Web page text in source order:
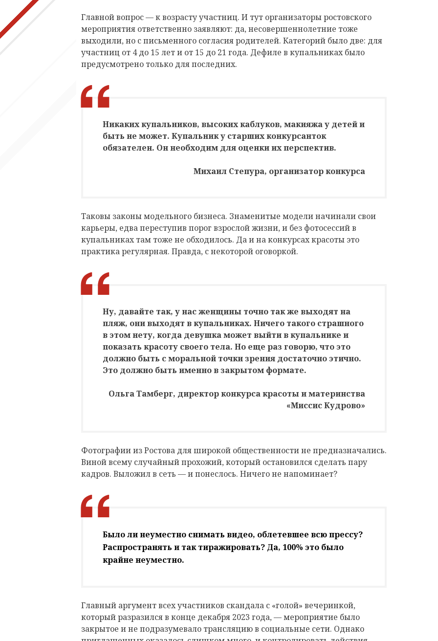
Главной вопрос — к возрасту участниц. И тут организаторы ростовского
мероприятия ответственно заявляют: да, несовершеннолетние тоже
выходили, но с письменного согласия родителей. Категорий было две: для
участниц от 4 до 15 лет и от 15 до 21 года. Дефиле в купальниках было
предусмотрено только для последних.
Никаких купальников, высоких каблуков, макияжа у детей и
быть не может. Купальник у старших конкурсанток
обязателен. Он необходим для оценки их перспектив.
Михаил Степура, организатор конкурса
Таковы законы модельного бизнеса. Знаменитые модели начинали свои
карьеры, едва переступив порог взрослой жизни, и без фотосессий в
купальниках там тоже не обходилось. Да и на конкурсах красоты это
практика регулярная. Правда, с некоторой оговоркой.
Ну, давайте так, у нас женщины точно так же выходят на
пляж, они выходят в купальниках. Ничего такого страшного
в этом нету, когда девушка может выйти в купальнике и
показать красоту своего тела. Но еще раз говорю, что это
должно быть с моральной точки зрения достаточно этично.
Это должно быть именно в закрытом формате.
Ольга Тамберг, директор конкурса красоты и материнства
«Миссис Кудрово»
Фотографии из Ростова для широкой общественности не предназначались.
Виной всему случайный прохожий, который остановился сделать пару
кадров. Выложил в сеть — и понеслось. Ничего не напоминает?
Было ли неуместно снимать видео, облетевшее всю прессу?
Распространять и так тиражировать? Да, 100% это было
крайне неуместно.
Главный аргумент всех участников скандала с «голой» вечеринкой,
который разразился в конце декабря 2023 года, — мероприятие было
закрытое и не подразумевало трансляцию в социальные сети. Однако